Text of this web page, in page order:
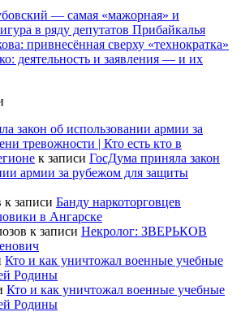
— самая «мажорная» и
в ряду депутатов Прибайкалья
привнесённая сверху «технократка»
деятельность и заявления — и их
закон об использовании армии за
тревожности | Кто есть кто в
к записи ГосДума приняла закон
армии за рубежом для защиты
к записи Банду наркоторговцев
в Ангарске
к записи Некролог: ЗВЕРЬКОВ
Кто и как уничтожал военные учебные
Родины
Кто и как уничтожал военные учебные
Родины